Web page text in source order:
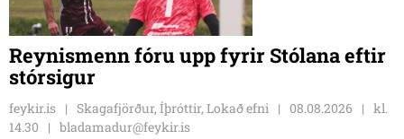
Reynismenn fóru upp fyrir Stólana eftir
stórsigur
feykir.is Skagafjörður, Íþróttir, Lokað efni 08.08.2026
kl.
14.30
bladamadur@feykir.is